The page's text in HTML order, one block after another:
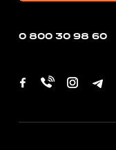
0 800 30 98 60